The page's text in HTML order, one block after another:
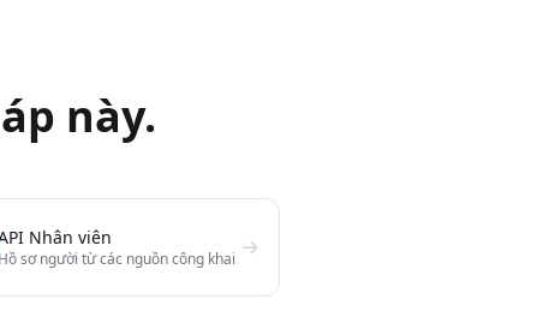
này.
Nhân viên
Hồ sơ người từ các nguồn công khai